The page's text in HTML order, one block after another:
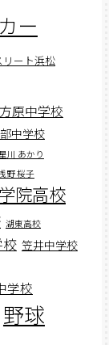
ー
リート浜松
原中学校
中学校
星川 あかり
野 桜子
院高校
湖東高校
笠井中学校
学校
野球